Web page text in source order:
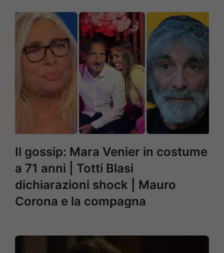
Il gossip: Mara Venier in costume
a 71 anni | Totti Blasi
dichiarazioni shock | Mauro
Corona e la compagna